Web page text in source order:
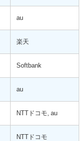
au
楽天
Softbank
au
NTTドコモ, au
NTTドコモ